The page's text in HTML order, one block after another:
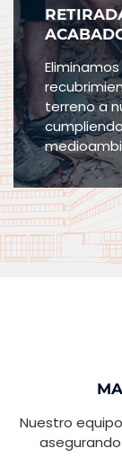
terreno a
Nuestro